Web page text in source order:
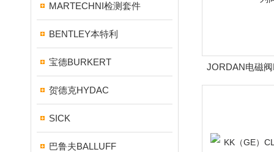
MARTECHNI检测套件
BENTLEY本特利
宝德BURKERT
贺德克HYDAC
SICK
巴鲁夫BALLUFF
JORDAN电磁
阀